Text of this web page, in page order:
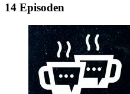
14 Episoden